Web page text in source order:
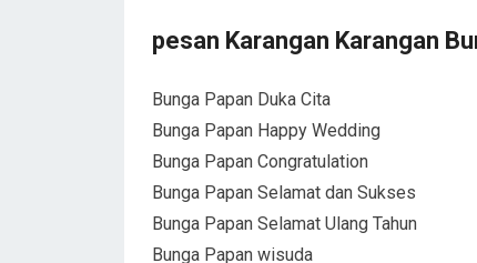
pesan Karangan Karangan
Bunga Papan Duka Cita
Bunga Papan Happy Wedding
Bunga Papan Congratulation
Bunga Papan Selamat dan Sukses
Bunga Papan Selamat Ulang Tahun
Bunga Papan wisuda